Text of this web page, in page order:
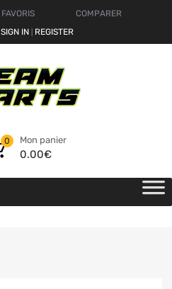
FAVORIS
COMPARER
SIGN IN REGISTER
Mon panier
0.00€
0